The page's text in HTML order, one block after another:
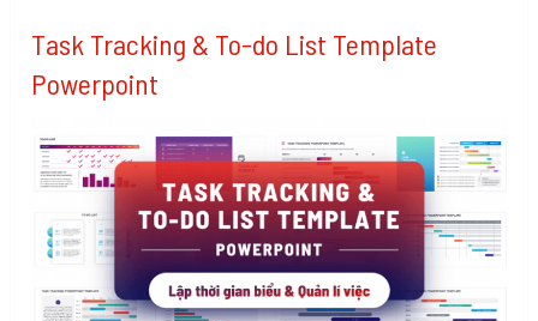
Task Tracking & To-do List Template
Powerpoint